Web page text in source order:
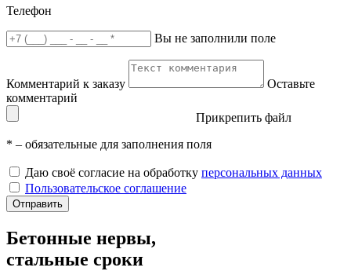
Телефон
Вы не заполнили поле
Комментарий к заказу
Оставьте
комментарий
Прикрепить файл
* – обязательные для заполнения поля
Даю своё согласие на обработку персональных данных
Пользовательское соглашение
Отправить
Бетонные нервы,
стальные сроки